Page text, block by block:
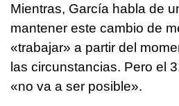
Mientras, García habla de
mantener este cambio de
«trabajar» a partir del
las circunstancias. Pero el
«no va a ser posible».